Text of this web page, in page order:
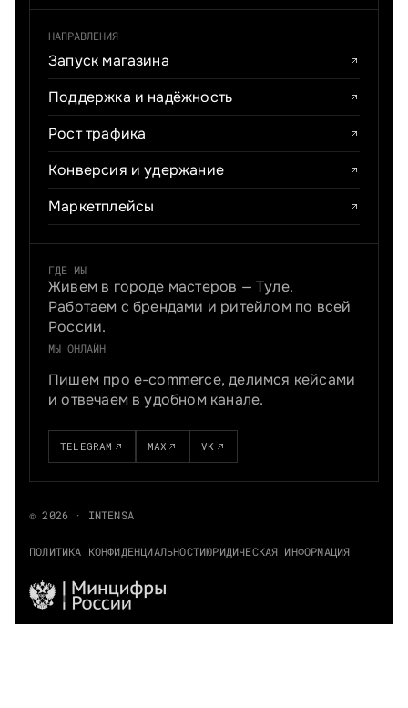
НАПРАВЛЕНИЯ
Запуск магазина
Поддержка и надёжность
Рост трафика
Конверсия и удержание
Маркетплейсы
ГДЕ МЫ
Живем в городе мастеров — Туле.
Работаем с брендами и ритейлом по всей
России.
МЫ ОНЛАЙН
Пишем про e-commerce, делимся кейсами
и отвечаем в удобном канале.
TELEGRAM MAX VK
© 2026 · INTENSA
ПОЛИТИКА КОНФИДЕНЦИАЛЬНОСТИЮРИДИЧЕСКАЯ ИНФОРМАЦИЯ